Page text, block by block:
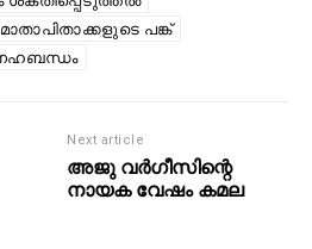
മാതാപിതാക്കളുടെ പങ്ക്
Next article
അജു വര്‍ഗീസിന്റെ
നായക വേഷം കമല